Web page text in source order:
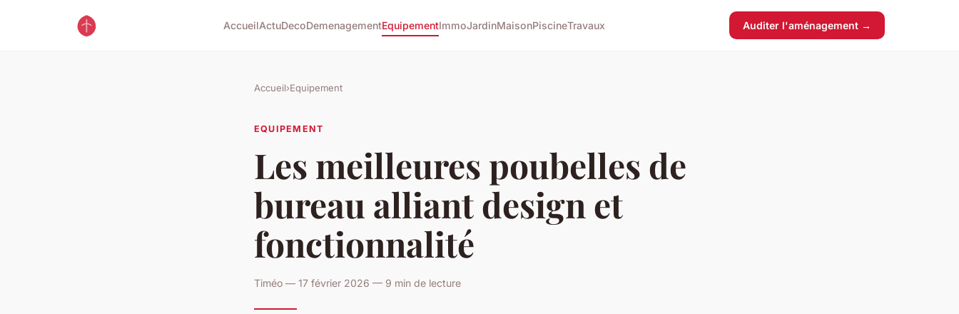
AccueilActuDecoDemenagementEquipementImmoJardinMaisonPiscineTravaux Auditer l'aménagement →
Accueil›Equipement
EQUIPEMENT
Les meilleures poubelles de
bureau alliant design et
fonctionnalité
Timéo — 17 février 2026 — 9 min de lecture